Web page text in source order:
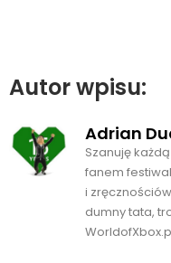
Autor wpisu:
Adrian
Szanuję
fanem
i
dumny tata,